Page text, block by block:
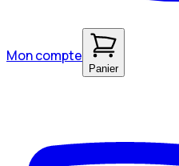
Mon compte
Panier